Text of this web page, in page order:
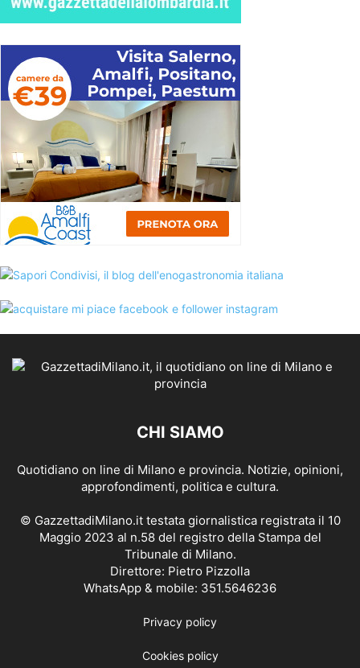
CHI SIAMO
Quotidiano on line di Milano e provincia. Notizie, opinioni,
approfondimenti, politica e cultura.
© GazzettadiMilano.it testata giornalistica registrata il 10
Maggio 2023 al n.58 del registro della Stampa del
Tribunale di Milano.
Direttore: Pietro Pizzolla
WhatsApp & mobile: 351.5646236
Privacy policy
Cookies policy